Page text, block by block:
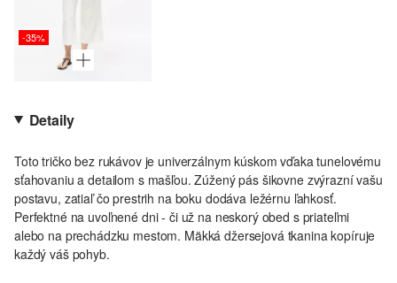
-35%
Detaily
Toto tričko bez rukávov je univerzálnym kúskom vďaka tunelovému
sťahovaniu a detailom s mašľou. Zúžený pás šikovne zvýrazní vašu
postavu, zatiaľ čo prestrih na boku dodáva ležérnu ľahkosť.
Perfektné na uvoľnené dni - či už na neskorý obed s priateľmi
alebo na prechádzku mestom. Mäkká džersejová tkanina kopíruje
každý váš pohyb.